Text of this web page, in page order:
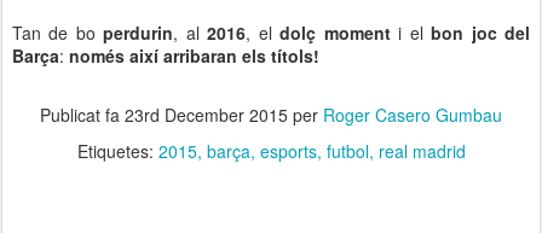
Tan de boperdurin, al2016, eldolç momenti elbon joc del
Barça: només així arribaran els títols!
Publicat fa 23rd December 2015 per Roger Casero Gumbau
Etiquetes: 2015 barça esports futbol real madrid